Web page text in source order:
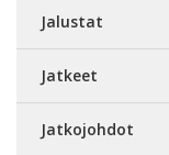
Jalustat
Jatkeet
Jatkojohdot